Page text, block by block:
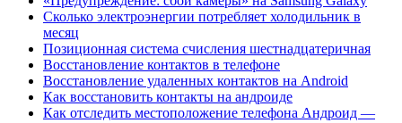
Сколько электроэнергии потребляет холодильник в
месяц
Позиционная система счисления шестнадцатеричная
Восстановление контактов в телефоне
Восстановление удаленных контактов на Android
Как восстановить контакты на андроиде
Как отследить местоположение телефона Андроид —